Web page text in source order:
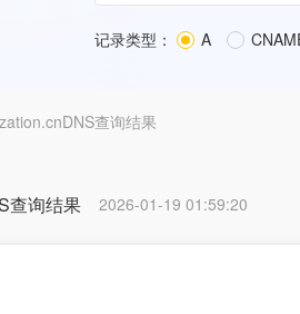
记录类型： A
查询结果
查询结果 2026-01-19 01:59:20